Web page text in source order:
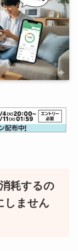
耗するの
しません